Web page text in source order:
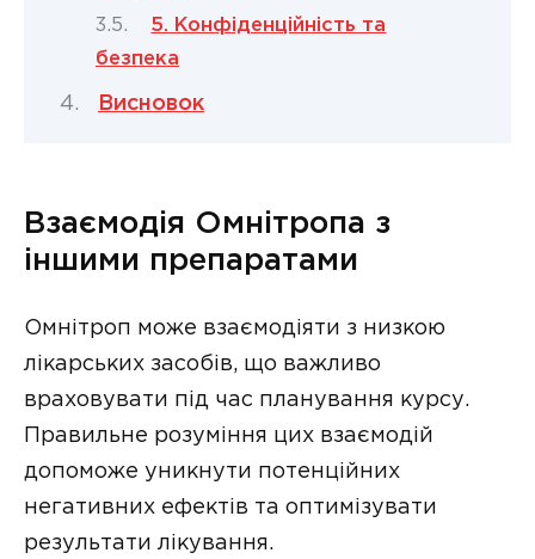
5. Конфіденційність та
безпека
Висновок
Взаємодія Омнітропа з
іншими препаратами
Омнітроп може взаємодіяти з низкою
лікарських засобів, що важливо
враховувати під час планування курсу.
Правильне розуміння цих взаємодій
допоможе уникнути потенційних
негативних ефектів та оптимізувати
результати лікування.